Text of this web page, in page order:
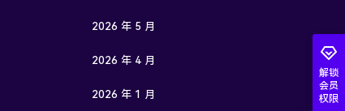
解锁
会员
权限
2026 年 5 月
2026 年 4 月
2026 年 1 月